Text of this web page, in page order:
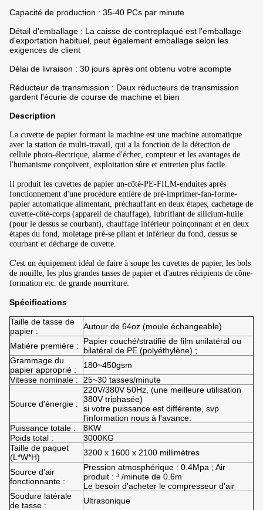
Capacité de production : 35-40 PCs par minute
Détail d'emballage : La caisse de contreplaqué est l'emballage
d'exportation habituel, peut également emballage selon les
exigences de client
Délai de livraison : 30 jours après ont obtenu votre acompte
Réducteur de transmission : Deux réducteurs de transmission
gardent l'écurie de course de machine et bien
Description
La cuvette de papier formant la machine est une machine automatique
avec la station de multi-travail, qui a la fonction de la détection de
cellule photo-électrique, alarme d'échec, compteur et les avantages de
l'humanisme conçoivent, exploitation sûre et entretien plus facile.
Il produit les cuvettes de papier un-côté-PE-FILM-enduites après
fonctionnement d'une procédure entière de pré-imprimer-fan-forme-
papier automatique alimentant, préchauffant en deux étapes, cachetage de
cuvette-côté-corps (appareil de chauffage), lubrifiant de silicium-huile
(pour le dessus se courbant), chauffage inférieur poinçonnant et en deux
étapes du fond, moletage pré-se pliant et inférieur du fond, dessus se
courbant et décharge de cuvette.
C'est un équipement idéal de faire à soupe les cuvettes de papier, les bols
de nouille, les plus grandes tasses de papier et d'autres récipients de cône-
formation etc. de grande nourriture.
Spécifications
Taille de tasse de
papier :
Autour de 64oz (moule échangeable)
Matière première :
Papier couché/stratifié de film unilatéral ou
bilatéral de PE (polyéthylène) ;
Grammage du
papier approprié :
180~450gsm
Vitesse nominale :
25~30 tasses/minute
Source d'énergie :
220V/380V 50Hz, (une meilleure utilisation
380V triphasée)
si votre puissance est différente, svp
l'information nous à l'avance.
Puissance totale :
8KW
Poids total :
3000KG
Taille de paquet
(L*W*H)
3200 x 1600 x 2100 millimètres
Source d'air
fonctionnante :
Pression atmosphérique : 0.4Mpa ; Air
produit : ³ /minute de 0.6m
Le besoin d'acheter le compresseur d'air
Soudure latérale
de tasse :
Ultrasonique